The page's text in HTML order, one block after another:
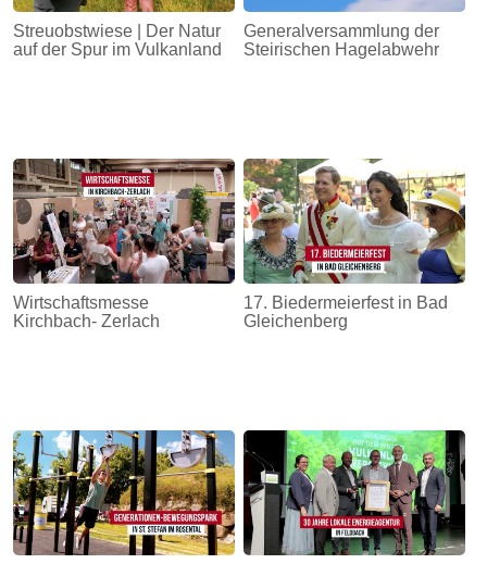
Streuobstwiese | Der Natur
auf der Spur im Vulkanland
Generalversammlung der
Steirischen Hagelabwehr
Wirtschaftsmesse
Kirchbach- Zerlach
17. Biedermeierfest in Bad
Gleichenberg